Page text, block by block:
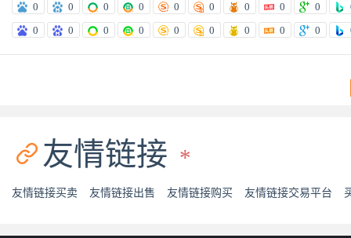
0 0 0 0 0 0 0 0 0
0
0 0 0 0 0 0 0 0
 友情链接 *
友情链接买卖 友情链接出售 友情链接购买 友情链接交易平台